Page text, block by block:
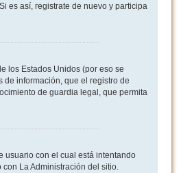
es así, registrate de nuevo y participa
los Estados Unidos (por eso se
de información, que el registro de
de guardia legal, que permita
usuario con el cual está intentando
La Administración del sitio.